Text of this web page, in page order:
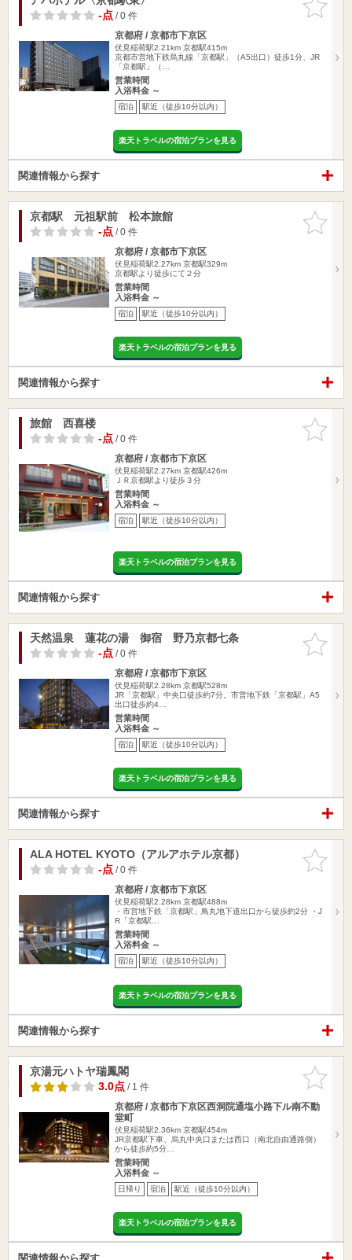
りに追加
-点/ 0 件
京都府 / 京都市下京区
伏見稲荷駅2.21km 京都駅415m
京都市営地下鉄烏丸線「京都駅」（A5出口）徒歩1分、JR
「京都駅」（…
営業時間
入浴料金 ～
宿泊 駅近（徒歩10分以内）
楽天トラベルの宿泊プランを見る
関連情報から探す
お気に入
りに追加
京都駅 元祖駅前 松本旅館
-点/ 0 件
京都府 / 京都市下京区
伏見稲荷駅2.27km 京都駅329m
京都駅より徒歩にて２分
営業時間
入浴料金 ～
宿泊 駅近（徒歩10分以内）
楽天トラベルの宿泊プランを見る
関連情報から探す
お気に入
りに追加
旅館 西喜楼
-点/ 0 件
京都府 / 京都市下京区
伏見稲荷駅2.27km 京都駅426m
ＪＲ京都駅より徒歩３分
営業時間
入浴料金 ～
宿泊 駅近（徒歩10分以内）
楽天トラベルの宿泊プランを見る
関連情報から探す
お気に入
りに追加
天然温泉 蓮花の湯 御宿 野乃京都七条
-点/ 0 件
京都府 / 京都市下京区
伏見稲荷駅2.28km 京都駅528m
JR「京都駅」中央口徒歩約7分。市営地下鉄「京都駅」A5
出口徒歩約4…
営業時間
入浴料金 ～
宿泊 駅近（徒歩10分以内）
楽天トラベルの宿泊プランを見る
関連情報から探す
お気に入
りに追加
ALA HOTEL KYOTO（アルアホテル京都）
-点/ 0 件
京都府 / 京都市下京区
伏見稲荷駅2.28km 京都駅488m
・市営地下鉄「京都駅」鳥丸地下道出口から徒歩約2分 ・J
R「京都駅…
営業時間
入浴料金 ～
宿泊 駅近（徒歩10分以内）
楽天トラベルの宿泊プランを見る
関連情報から探す
お気に入
りに追加
京湯元ハトヤ瑞鳳閣
3.0点/ 1 件
京都府 / 京都市下京区西洞院通塩小路下ル南不動
堂町
伏見稲荷駅2.36km 京都駅454m
JR京都駅下車、烏丸中央口または西口（南北自由通路側）
から徒歩約5分…
営業時間
入浴料金 ～
日帰り 宿泊 駅近（徒歩10分以内）
楽天トラベルの宿泊プランを見る